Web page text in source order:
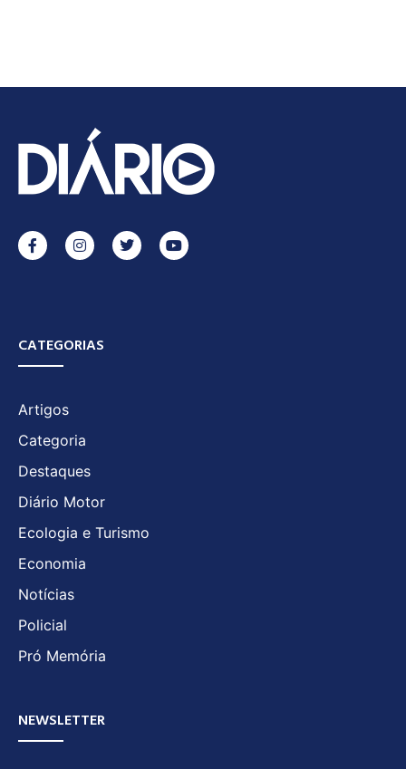
CATEGORIAS
Artigos
Categoria
Destaques
Diário Motor
Ecologia e Turismo
Economia
Notícias
Policial
Pró Memória
NEWSLETTER